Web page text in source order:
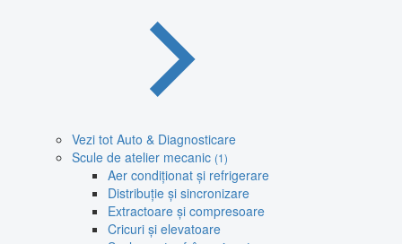
Vezi tot Auto & Diagnosticare
Scule de atelier mecanic (1)
Aer condiționat și refrigerare
Distribuție și sincronizare
Extractoare și compresoare
Cricuri și elevatoare